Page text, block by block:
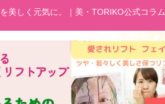
美しく元気に。｜美・TORIKO公式コラム